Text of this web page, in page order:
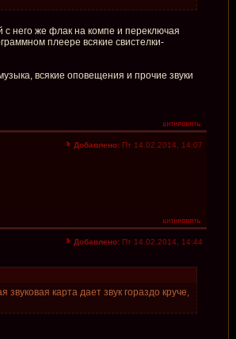
с него же флак на компе и переключая
плеере всякие свистелки-
всякие оповещения и прочие звуки
Добавлено: Пт 14.02.2014, 14:07
Добавлено: Пт 14.02.2014, 14:44
карта дает звук гораздо круче,